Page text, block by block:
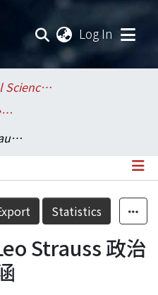
Log In
College of Social Sciences / 社會科學院
Political Science / 政治學系
隱蔽的理性—論Leo Strauss 政治哲學中的神學意涵
Statistics
Strauss 政治